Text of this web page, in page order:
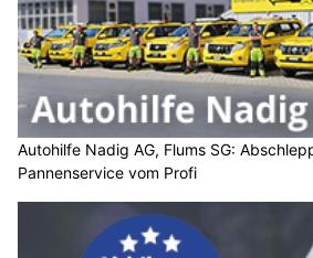
Autohilfe Nadig AG, Flums SG:
Pannenservice vom Profi